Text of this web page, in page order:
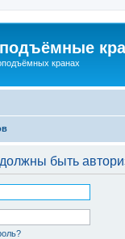
кранах
быть